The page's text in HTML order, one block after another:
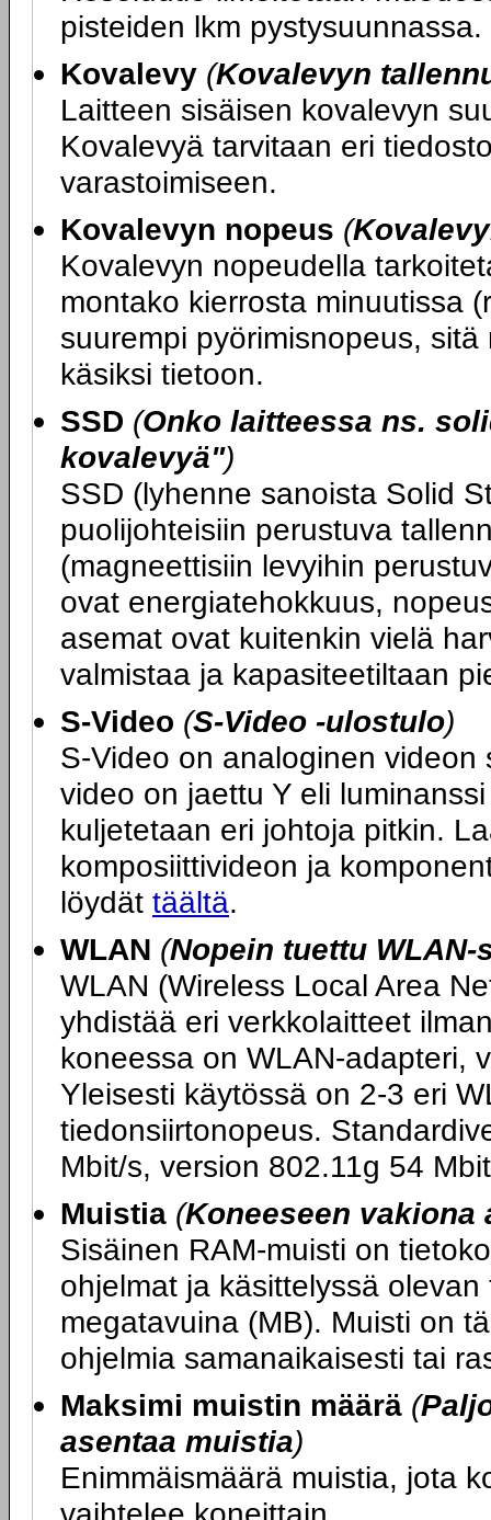
pisteiden lkm pystysuunnassa.
Kovalevy (Kovalevyn
Laitteen sisäisen kovalevyn
Kovalevyä tarvitaan eri
varastoimiseen.
Kovalevyn nopeus (
Kovalevyn nopeudella
montako kierrosta minuutissa
suurempi pyörimisnopeus,
käsiksi tietoon.
SSD (Onko laitteessa ns.
kovalevyä")
SSD (lyhenne sanoista Solid
puolijohteisiin perustuva
(magneettisiin levyihin
ovat energiatehokkuus,
asemat ovat kuitenkin vielä
valmistaa ja kapasiteetiltaan
S-Video (S-Video -ulostulo)
S-Video on analoginen
video on jaettu Y eli
kuljetetaan eri johtoja pitkin.
komposiittivideon ja
löydät täältä.
WLAN (Nopein tuettu WLAN-
WLAN (Wireless Local Area
yhdistää eri verkkolaitteet
koneessa on WLAN-adapteri,
Yleisesti käytössä on 2-3 eri
tiedonsiirtonopeus.
Mbit/s, version 802.11g 54
Muistia (Koneeseen vakiona
Sisäinen RAM-muisti on
ohjelmat ja käsittelyssä
megatavuina (MB). Muisti on
ohjelmia samanaikaisesti tai
Maksimi muistin määrä (
asentaa muistia)
Enimmäismäärä muistia, jota